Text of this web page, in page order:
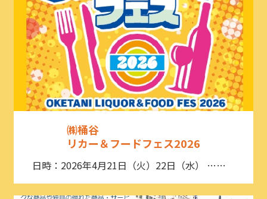
㈱桶谷
リカー＆フードフェス2026
日時：2026年4月21日（火）22日（水） ……